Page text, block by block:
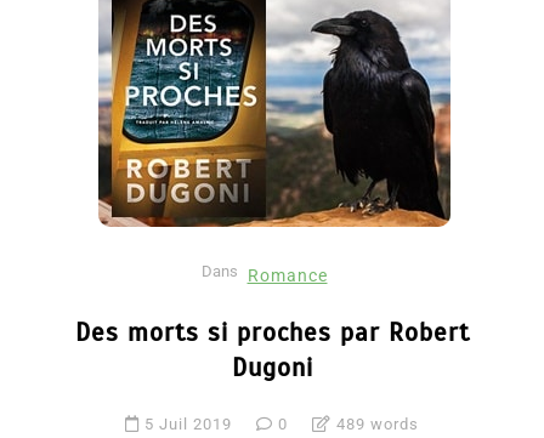
Dans Romance
Des morts si proches par Robert
Dugoni
5 Juil 2019 0 489 words